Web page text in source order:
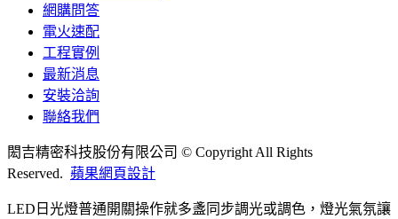
網購問答
電火速配
工程實例
最新消息
安裝洽詢
聯絡我們
閎吉精密科技股份有限公司 © Copyright All Rights
Reserved. 蘋果網頁設計
LED日光燈普通開關操作就多盞同步調光或調色，燈光氣氛讓